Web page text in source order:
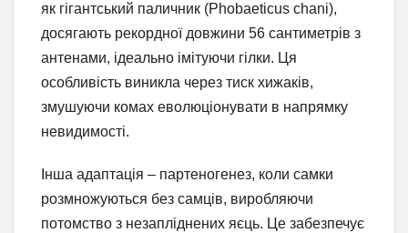
як гігантський паличник (Phobaeticus chani),
досягають рекордної довжини 56 сантиметрів з
антенами, ідеально імітуючи гілки. Ця
особливість виникла через тиск хижаків,
змушуючи комах еволюціонувати в напрямку
невидимості.
Інша адаптація – партеногенез, коли самки
розмножуються без самців, виробляючи
потомство з незапліднених яєць. Це забезпечує